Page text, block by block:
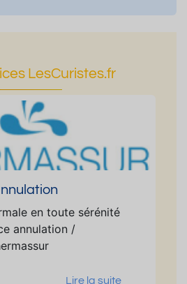
LesCuristes.fr
en toute sérénité
annulation /
Lire la suite